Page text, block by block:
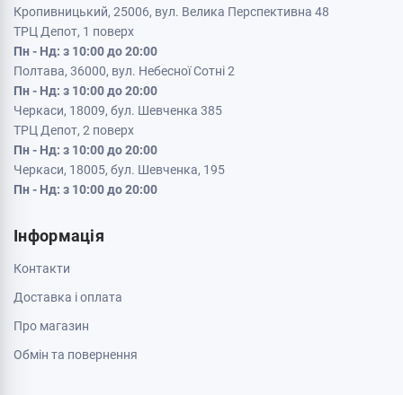
Кропивницький, 25006, вул. Велика Перспективна 48
ТРЦ Депот, 1 поверх
Пн - Нд: з 10:00 до 20:00
Полтава, 36000, вул. Небесної Сотні 2
Пн - Нд: з 10:00 до 20:00
Черкаси, 18009, бул. Шевченка 385
ТРЦ Депот, 2 поверх
Пн - Нд: з 10:00 до 20:00
Черкаси, 18005, бул. Шевченка, 195
Пн - Нд: з 10:00 до 20:00
Інформація
Контакти
Доставка і оплата
Про магазин
Обмін та повернення